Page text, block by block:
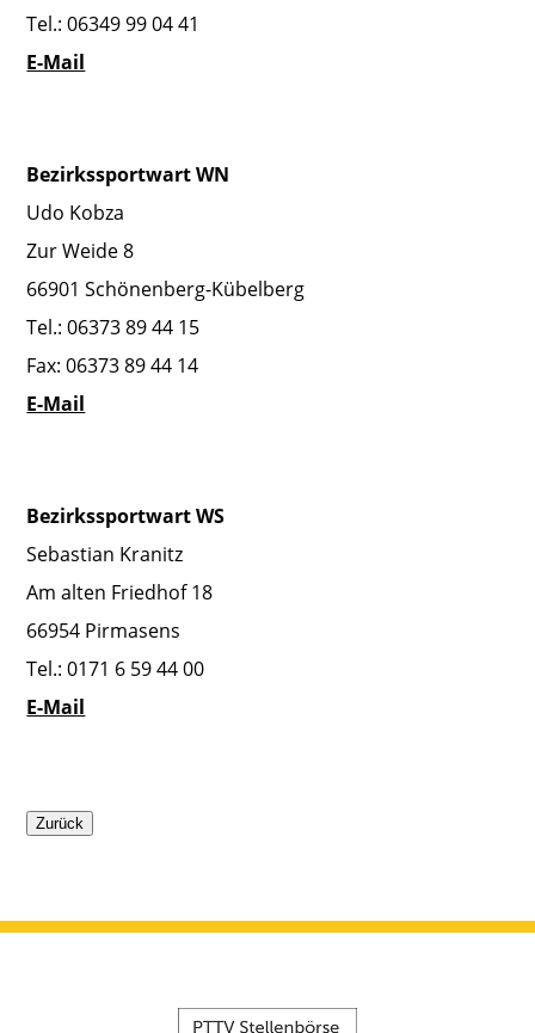
Tel.: 06349 99 04 41
E-Mail
Bezirkssportwart WN
Udo Kobza
Zur Weide 8
66901 Schönenberg-Kübelberg
Tel.: 06373 89 44 15
Fax: 06373 89 44 14
E-Mail
Bezirkssportwart WS
Sebastian Kranitz
Am alten Friedhof 18
66954 Pirmasens
Tel.: 0171 6 59 44 00
E-Mail
Zurück